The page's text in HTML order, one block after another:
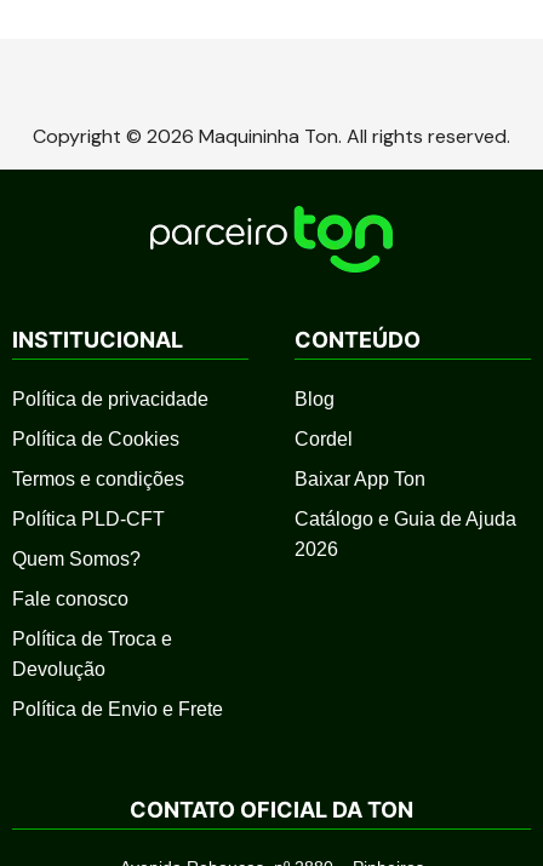
Copyright © 2026 Maquininha Ton. All rights reserved.
INSTITUCIONAL
Política de privacidade
Política de Cookies
Termos e condições
Política PLD-CFT
Quem Somos?
Fale conosco
Política de Troca e
Devolução
Política de Envio e Frete
CONTEÚDO
Blog
Cordel
Baixar App Ton
Catálogo e Guia de Ajuda
2026
CONTATO OFICIAL DA TON